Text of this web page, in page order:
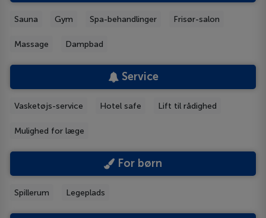
Sauna Gym Spa-behandlinger Frisør-salon
Massage Dampbad
Service
Vasketøjs-service Hotel safe Lift til rådighed
Mulighed for læge
For børn
Spillerum Legeplads